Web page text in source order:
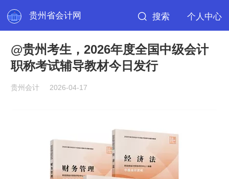
贵州省会计网 搜索 个人中心
@贵州考生，2026年度全国中级会计
职称考试辅导教材今日发行
贵州会计 2026-04-17